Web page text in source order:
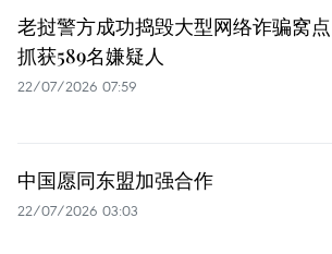
老挝警方成功捣毁大型网络诈骗窝点
抓获589名嫌疑人
22/07/2026 07:59
中国愿同东盟加强合作
22/07/2026 03:03